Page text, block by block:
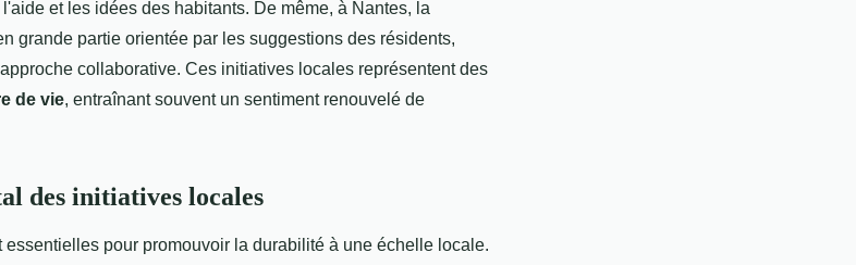
et les idées des habitants. De même, à Nantes, la
grande partie orientée par les suggestions des résidents,
collaborative. Ces initiatives locales représentent des
de vie, entraînant souvent un sentiment renouvelé de
des initiatives locales
essentielles pour promouvoir la durabilité à une échelle locale.